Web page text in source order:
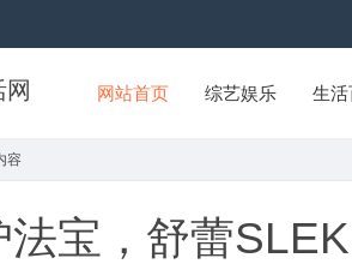
网站首页 综艺娱乐 生
容
法宝，舒蕾